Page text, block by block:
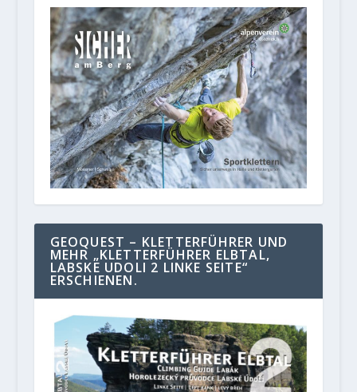
GEOQUEST – KLETTERFÜHRER UND
MEHR „KLETTERFÜHRER ELBTAL,
LABSKE UDOLI 2 LINKE SEITE“
ERSCHIENEN.